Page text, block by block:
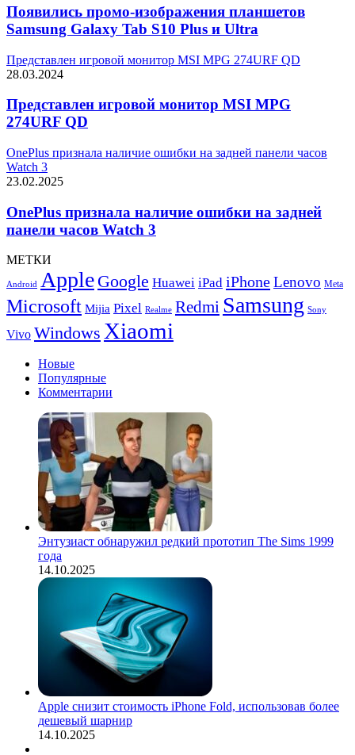
Появились промо-изображения планшетов
Samsung Galaxy Tab S10 Plus и Ultra
Представлен игровой монитор MSI MPG 274URF QD
28.03.2024
Представлен игровой монитор MSI MPG
274URF QD
OnePlus признала наличие ошибки на задней панели часов
Watch 3
23.02.2025
OnePlus признала наличие ошибки на задней
панели часов Watch 3
МЕТКИ
Android Apple Google Huawei iPad iPhoneLenovo Meta
Microsoft Mijia Pixel Realme Redmi Samsung Sony
Vivo Windows Xiaomi
Новые
Популярные
Комментарии
Энтузиаст обнаружил редкий прототип The Sims 1999
года
14.10.2025
Apple снизит стоимость iPhone Fold, использовав более
дешевый шарнир
14.10.2025